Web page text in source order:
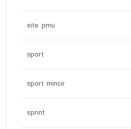
site pmu
sport
sport mincir
sprint